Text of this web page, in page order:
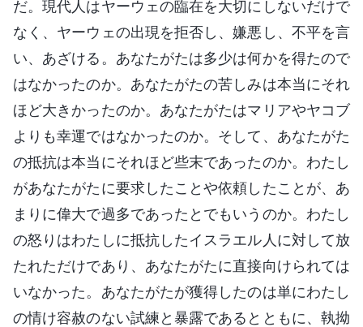
だ。現代人はヤーウェの臨在を大切にしないだけで
なく、ヤーウェの出現を拒否し、嫌悪し、不平を言
い、あざける。あなたがたは多少は何かを得たので
はなかったのか。あなたがたの苦しみは本当にそれ
ほど大きかったのか。あなたがたはマリアやヤコブ
よりも幸運ではなかったのか。そして、あなたがた
の抵抗は本当にそれほど些末であったのか。わたし
があなたがたに要求したことや依頼したことが、あ
まりに偉大で過多であったとでもいうのか。わたし
の怒りはわたしに抵抗したイスラエル人に対して放
たれただけであり、あなたがたに直接向けられては
いなかった。あなたがたが獲得したのは単にわたし
の情け容赦のない試練と暴露であるとともに、執拗